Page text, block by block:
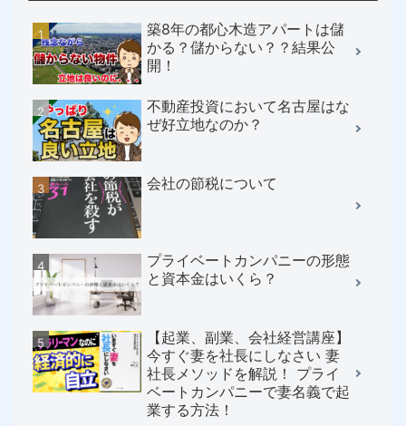
築8年の都心木造アパートは儲
かる？儲からない？？結果公
開！
不動産投資において名古屋はな
ぜ好立地なのか？
会社の節税について
プライベートカンパニーの形態
と資本金はいくら？
【起業、副業、会社経営講座】
今すぐ妻を社長にしなさい 妻
社長メソッドを解説！ プライ
ベートカンパニーで妻名義で起
業する方法！